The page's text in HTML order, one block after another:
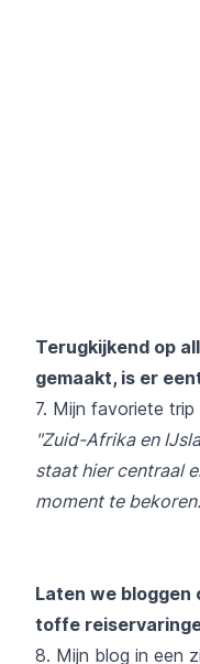
Terugkijkend op
gemaakt, is er
7. Mijn favoriete
"Zuid-Afrika en
staat hier centraal
moment te
Laten we bloggen
toffe
8. Mijn blog in een